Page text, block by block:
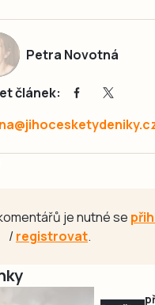
Petra Novotná
článek:
je nutné se
/registrovat.